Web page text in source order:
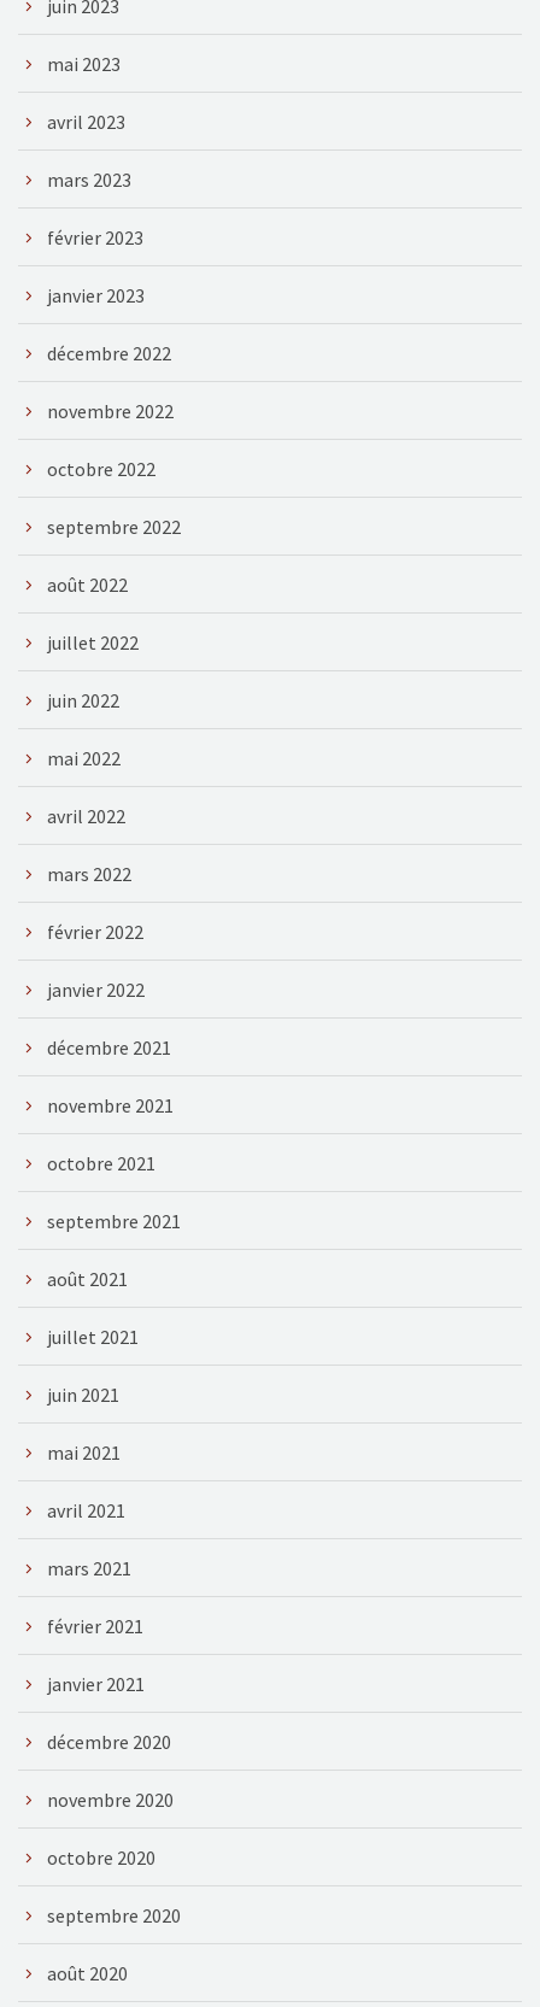
juin 2023
mai 2023
avril 2023
mars 2023
février 2023
janvier 2023
décembre 2022
novembre 2022
octobre 2022
septembre 2022
août 2022
juillet 2022
juin 2022
mai 2022
avril 2022
mars 2022
février 2022
janvier 2022
décembre 2021
novembre 2021
octobre 2021
septembre 2021
août 2021
juillet 2021
juin 2021
mai 2021
avril 2021
mars 2021
février 2021
janvier 2021
décembre 2020
novembre 2020
octobre 2020
septembre 2020
août 2020